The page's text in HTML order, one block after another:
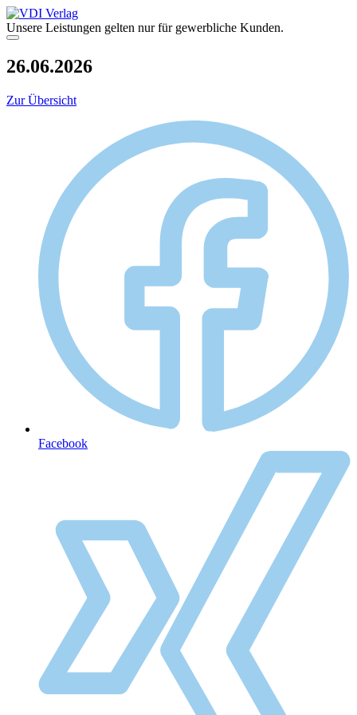
Zum
Inhalt
springen
Unsere Leistungen gelten nur für gewerbliche Kunden.
Menü
26.06.2026
Zur Übersicht
Facebook